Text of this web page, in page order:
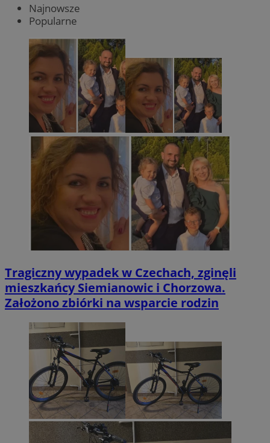
Najnowsze
Popularne
Tragiczny wypadek w Czechach, zginęli
mieszkańcy Siemianowic i Chorzowa.
Założono zbiórki na wsparcie rodzin